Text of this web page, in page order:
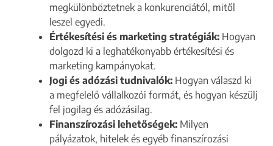
megkülönböztetnek a konkurenciától, mitől
leszel egyedi.
Értékesítési és marketing stratégiák: Hogyan
dolgozd ki a leghatékonyabb értékesítési és
marketing kampányokat.
Jogi és adózási tudnivalók: Hogyan válaszd ki
a megfelelő vállalkozói formát, és hogyan készülj
fel jogilag és adózásilag.
Finanszírozási lehetőségek: Milyen
pályázatok, hitelek és egyéb finanszírozási